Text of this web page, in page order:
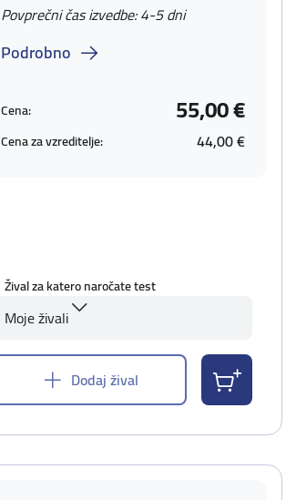
Povprečni čas izvedbe: 4-5 dni
Podrobno
Cena: 55,00 €
Cena za vzreditelje: 44,00 €
Žival za katero naročate test
Moje živali
Dodaj žival